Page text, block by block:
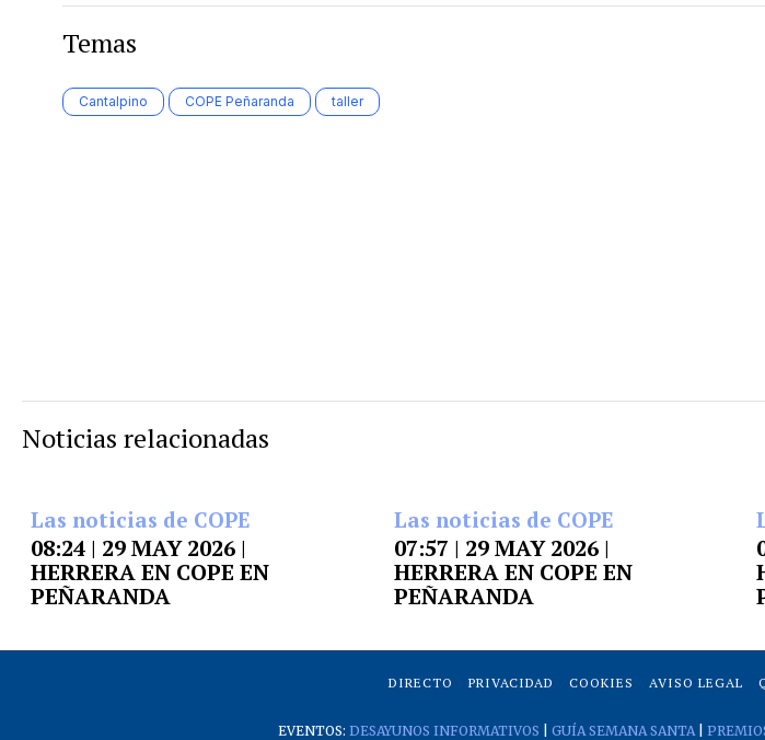
Temas
Cantalpino COPE Peñaranda taller
Noticias relacionadas
Las noticias de COPE
08:24 | 29 MAY 2026 |
HERRERA EN COPE EN
PEÑARANDA
Las noticias de COPE
07:57 | 29 MAY 2026 |
HERRERA EN COPE EN
PEÑARANDA
DIRECTO PRIVACIDAD COOKIES AVISO LEGAL
EVENTOS: DESAYUNOS INFORMATIVOS GUÍA SEMANA SANTA|